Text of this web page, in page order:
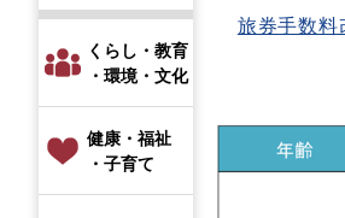
くらし・教育
・環境・文化
健康・福祉
・子育て
旅券手数